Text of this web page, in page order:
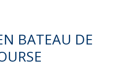
BATEAU DE